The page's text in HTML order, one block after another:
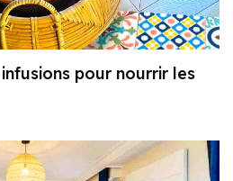
pour nourrir les